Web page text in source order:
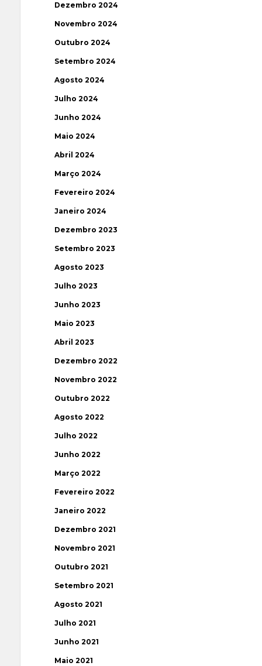
Dezembro 2024
Novembro 2024
Outubro 2024
Setembro 2024
Agosto 2024
Julho 2024
Junho 2024
Maio 2024
Abril 2024
Março 2024
Fevereiro 2024
Janeiro 2024
Dezembro 2023
Setembro 2023
Agosto 2023
Julho 2023
Junho 2023
Maio 2023
Abril 2023
Dezembro 2022
Novembro 2022
Outubro 2022
Agosto 2022
Julho 2022
Junho 2022
Março 2022
Fevereiro 2022
Janeiro 2022
Dezembro 2021
Novembro 2021
Outubro 2021
Setembro 2021
Agosto 2021
Julho 2021
Junho 2021
Maio 2021